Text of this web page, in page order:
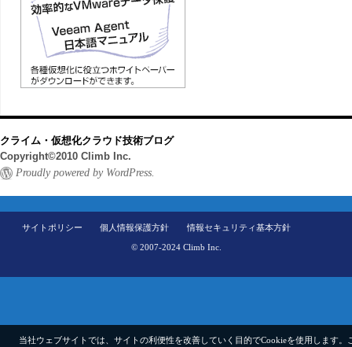
クライム・仮想化クラウド技術ブログ
Copyright©2010 Climb Inc.
Proudly powered by WordPress.
サイトポリシー 個人情報保護方針 情報セキュリティ基本方針
© 2007-2024 Climb Inc.
当社ウェブサイトでは、サイトの利便性を改善していく目的でCookieを使用します。